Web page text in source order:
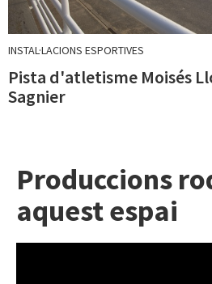
INSTAL·LACIONS ESPORTIVES
Pista d'atletisme Moisés
Sagnier
Produccions
aquest espai